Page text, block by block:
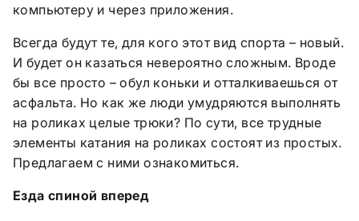
компьютеру и через приложения.
Всегда будут те, для кого этот вид спорта – новый.
И будет он казаться невероятно сложным. Вроде
бы все просто – обул коньки и отталкиваешься от
асфальта. Но как же люди умудряются выполнять
на роликах целые трюки? По сути, все трудные
элементы катания на роликах состоят из простых.
Предлагаем с ними ознакомиться.
Езда спиной вперед